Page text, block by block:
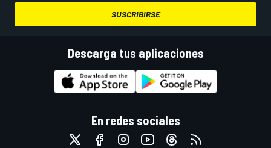
SUSCRIBIRSE
Descarga tus aplicaciones
En redes sociales